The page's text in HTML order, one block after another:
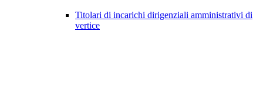
Titolari di incarichi dirigenziali amministrativi di
vertice